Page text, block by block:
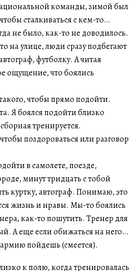
команды, зимой был
сталкиваться с кем-то…
не было, как-то не доводилось.
на улице, люди сразу подбегают
футболку. А читая
ощущение, что боялись
чтобы прямо подойти.
Я боялся подойти близко
тренируется.
поздороваться или разговор
в самолете, поезде,
минут тридцать с тобой
куртку, автограф. Понимаю, это
жизнь и нравы. Мы-то боялись
как-то пошутить. Тренер для
А еще если обижаться на него…
армию пойдешь (смеется).